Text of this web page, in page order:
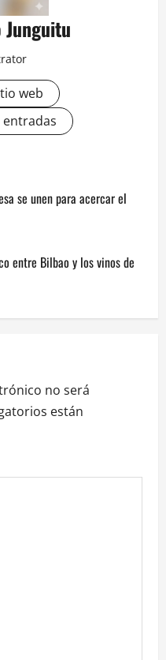
Junguitu
web
entradas
se unen para acercar el
entre Bilbao y los vinos de
no será
están